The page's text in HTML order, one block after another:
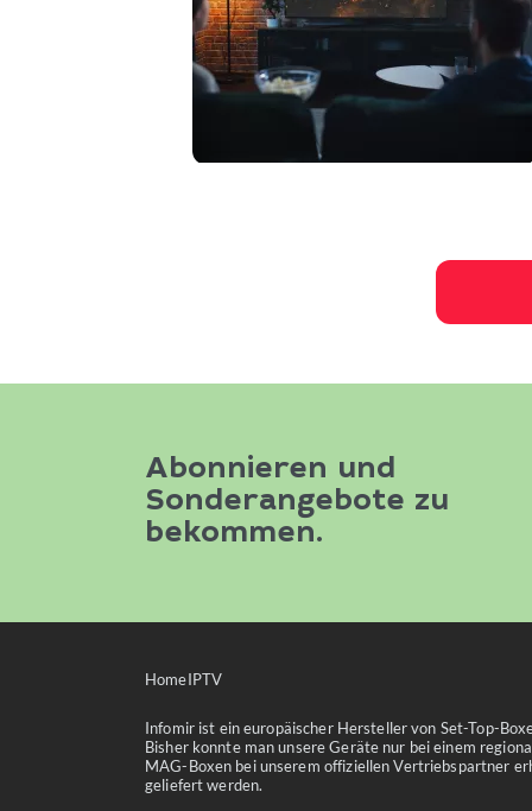
Abonnieren und
Sonderangebote zu
bekommen.
HomeIPTV
Infomir ist ein europäischer Hersteller von Set-Top-
Bisher konnte man unsere Geräte nur bei einem
MAG-Boxen bei unserem offiziellen Vertriebspartner
geliefert werden.